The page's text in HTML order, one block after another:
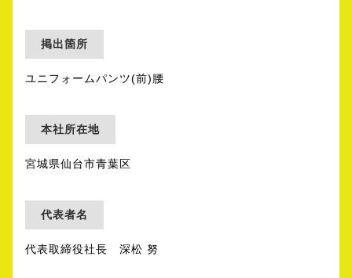
掲出箇所
ユニフォームパンツ(前)腰
本社所在地
宮城県仙台市青葉区
代表者名
代表取締役社長 深松 努